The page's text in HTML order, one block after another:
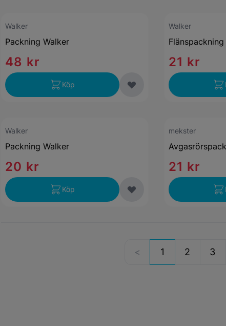
Walker
Packning Walker
48 kr
Köp
Walker
21 kr
Walker
Packning Walker
20 kr
Köp
mekster
21 kr
1 2 3